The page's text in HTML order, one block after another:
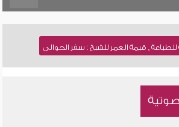
, قيمة العمر للشيخ : سفر الحوالي